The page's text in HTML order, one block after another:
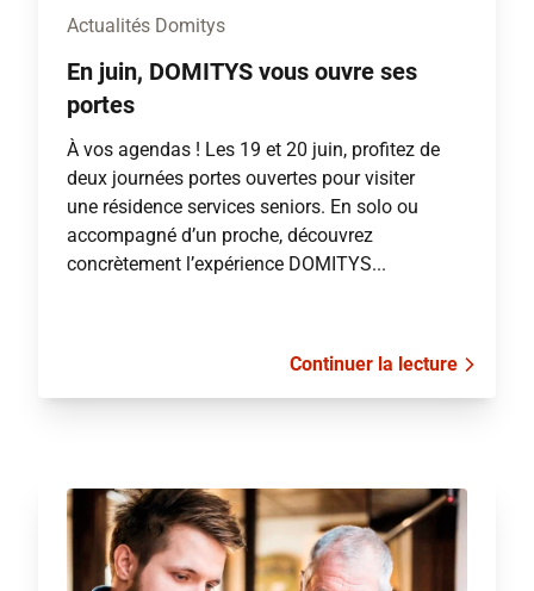
Actualités Domitys
En juin, DOMITYS vous ouvre ses
portes
À vos agendas ! Les 19 et 20 juin, profitez de
deux journées portes ouvertes pour visiter
une résidence services seniors. En solo ou
accompagné d’un proche, découvrez
concrètement l’expérience DOMITYS...
Continuer la lecture